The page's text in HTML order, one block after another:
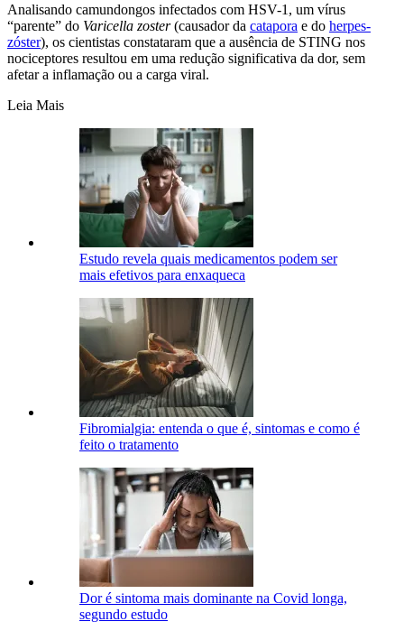
Analisando camundongos infectados com HSV-1, um vírus
“parente” do Varicella zoster(causador da catapora e do herpes-
zóster), os cientistas constataram que a ausência de STING nos
nociceptores resultou em uma redução significativa da dor, sem
afetar a inflamação ou a carga viral.
Leia Mais
Estudo revela quais medicamentos podem ser
mais efetivos para enxaqueca
Fibromialgia: entenda o que é, sintomas e como é
feito o tratamento
Dor é sintoma mais dominante na Covid longa,
segundo estudo